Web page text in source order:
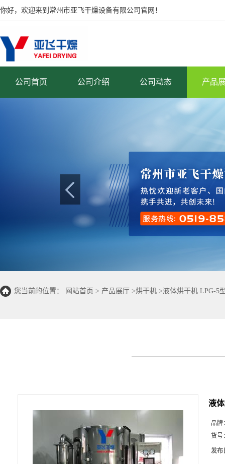
你好，欢迎来到常州市亚飞干燥设备有限公司官网！
公司首页 公司介绍 公司动态 产品
您当前的位置： 网站首页 > 产品展厅 >烘干机 >液体烘干机 LPG-5
液
品牌
货号
发布